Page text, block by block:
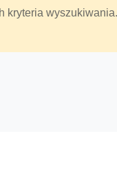
kryteria wyszukiwania.